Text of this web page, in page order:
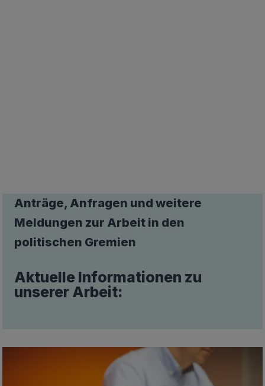
Anträge, Anfragen und weitere
Meldungen zur Arbeit in den
politischen Gremien
Aktuelle Informationen zu
unserer Arbeit: